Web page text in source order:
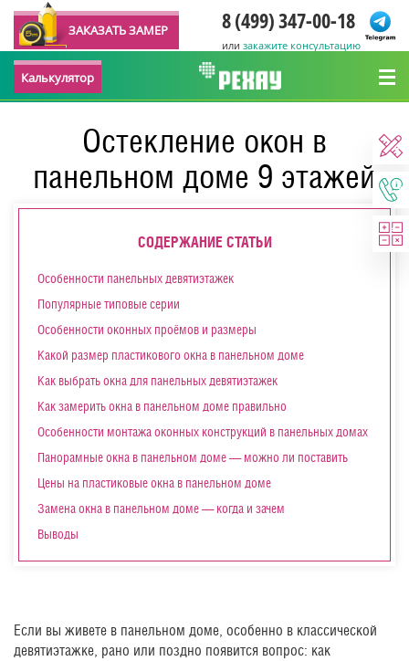
ЗАКАЗАТЬ ЗАМЕР 8 (499) 347-00-18
или закажите консультацию
Калькулятор
Остекление окон в
панельном доме 9 этажей
СОДЕРЖАНИЕ СТАТЬИ
Особенности панельных девятиэтажек
Популярные типовые серии
Особенности оконных проёмов и размеры
Какой размер пластикового окна в панельном доме
Как выбрать окна для панельных девятиэтажек
Как замерить окна в панельном доме правильно
Особенности монтажа оконных конструкций в панельных домах
Панорамные окна в панельном доме — можно ли поставить
Цены на пластиковые окна в панельном доме
Замена окна в панельном доме — когда и зачем
Выводы
Если вы живете в панельном доме, особенно в классической
девятиэтажке, рано или поздно появится вопрос: как